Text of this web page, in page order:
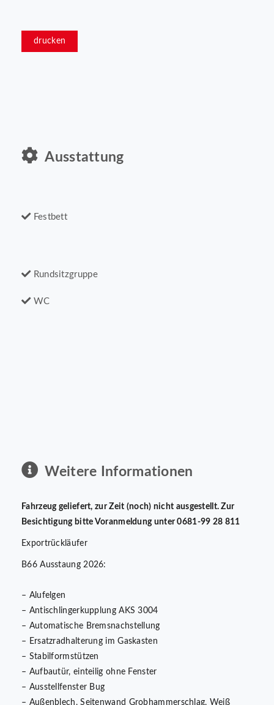
drucken
Ausstattung
Festbett
Rundsitzgruppe
WC
Weitere Informationen
Fahrzeug geliefert, zur Zeit (noch) nicht ausgestellt. Zur
Besichtigung bitte Voranmeldung unter 0681-99 28 811
Exportrückläufer
B66 Ausstaung 2026:
– Alufelgen
– Antischlingerkupplung AKS 3004
– Automatische Bremsnachstellung
– Ersatzradhalterung im Gaskasten
– Stabilformstützen
– Aufbautür, einteilig ohne Fenster
– Ausstellfenster Bug
– Außenblech, Seitenwand Grobhammerschlag, Weiß